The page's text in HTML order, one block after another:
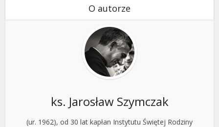
O autorze
ks. Jarosław Szymczak
(ur. 1962), od 30 lat kapłan Instytutu Świętej Rodziny